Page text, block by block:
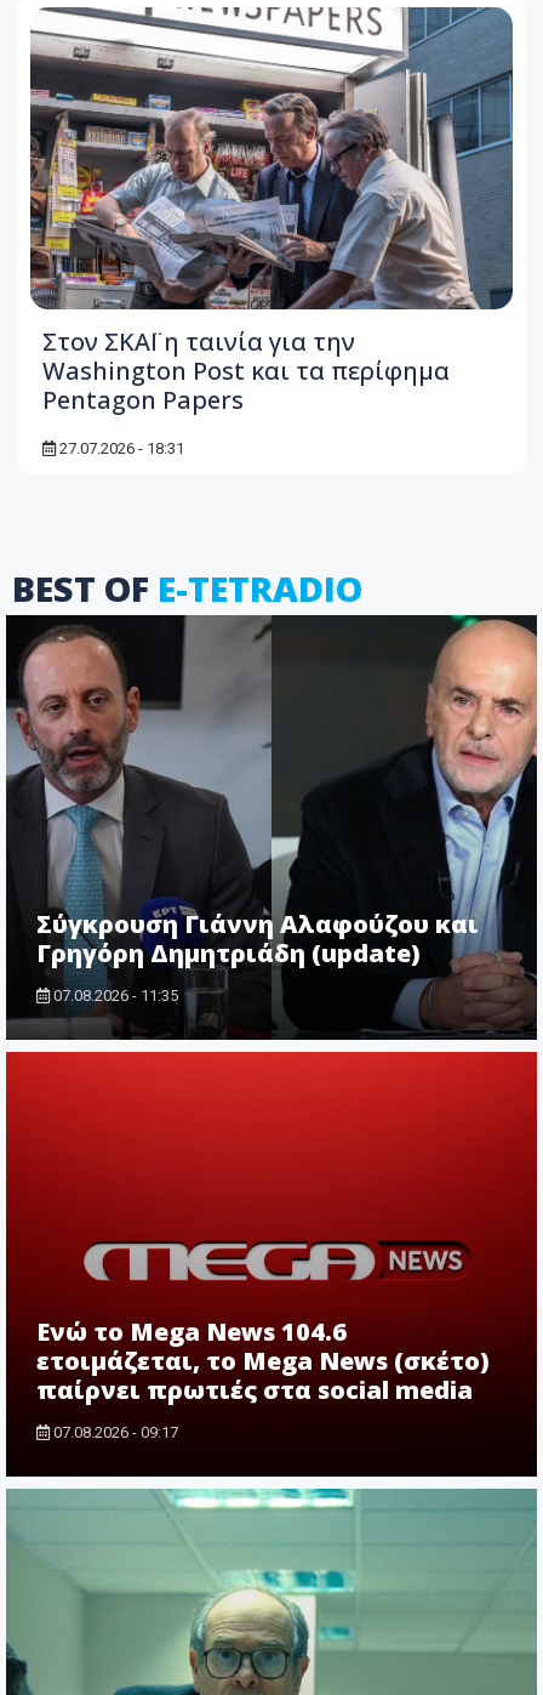
Στον ΣΚΑΪ η ταινία για την
Washington Post και τα περίφημα
Pentagon Papers
27.07.2026 - 18:31
BEST OF E-TETRADIO
Σύγκρουση Γιάννη Αλαφούζου και
Γρηγόρη Δημητριάδη (update)
07.08.2026 - 11:35
Ενώ το Mega News 104.6
ετοιμάζεται, το Mega News (σκέτο)
παίρνει πρωτιές στα social media
07.08.2026 - 09:17